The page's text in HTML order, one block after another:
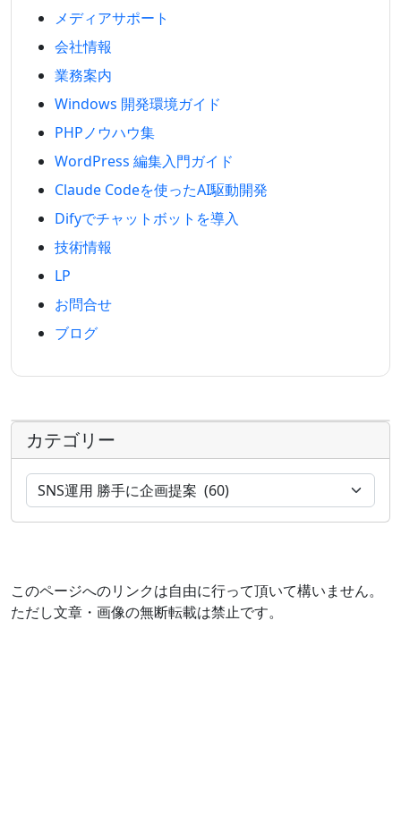
メディアサポート
会社情報
業務案内
Windows 開発環境ガイド
PHPノウハウ集
WordPress 編集入門ガイド
Claude Codeを使ったAI駆動開発
Difyでチャットボットを導入
技術情報
LP
お問合せ
ブログ
カテゴリー
このページへのリンクは自由に行って頂いて構いません。
ただし文章・画像の無断転載は禁止です。